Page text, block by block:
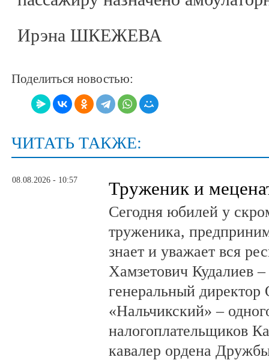
Ирэна ШКЕЖЕВА
Поделиться новостью:
ЧИТАТЬ ТАКЖЕ:
08.08.2026 - 10:57 Труженик и
Сегодня юбилей у
труженика,
знает и уважает вся
Хамзетович Кудалиев
генеральный
«Нальчикский» –
налогоплательщиков
кавалер ордена